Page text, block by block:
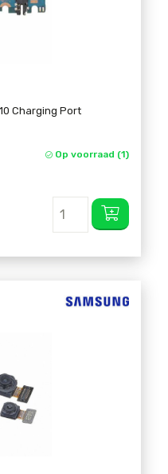
Charging Port
Op voorraad (1)